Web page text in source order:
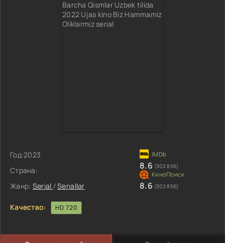
Год:2023
Страна:
Жанр: Serial /Seriallar
8.6 (302 856)
8.6 (302 856)
Качество: HD 720